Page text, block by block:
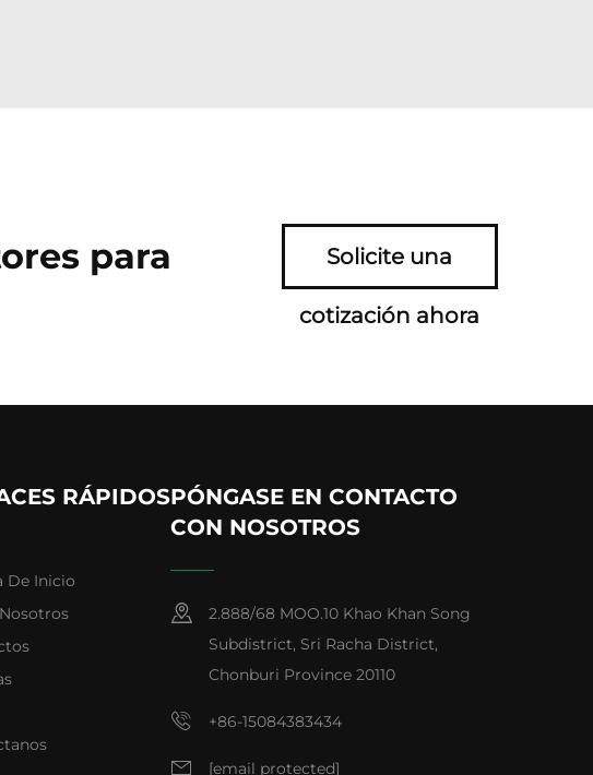
para
Solicite una
cotización ahora
RÁPIDOS
De Inicio
PÓNGASE EN CONTACTO
CON NOSOTROS
2.888/68 MOO.10 Khao Khan Song
Subdistrict, Sri Racha District,
Chonburi Province 20110
+86-15084383434
[email protected]